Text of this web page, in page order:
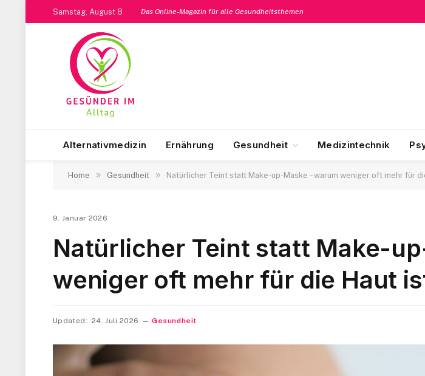
Samstag, August 8 Das Online-Magazin für alle Gesundheitsthemen
Alternativmedizin Ernährung Gesundheit Medizintechnik
Home » Gesundheit » Natürlicher Teint statt Make-up-Maske – warum weniger oft mehr für
9. Januar 2026
Natürlicher Teint statt Make-
weniger oft mehr für die Haut
Updated: 24. Juli 2026 Gesundheit